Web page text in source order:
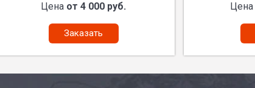
Цена от 4 000 руб.
Заказать
Цена